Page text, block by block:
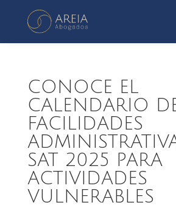
CONOCE EL
CALENDARIO
FACILIDADES
SAT 2025 PARA
ACTIVIDADES
VULNERABLES